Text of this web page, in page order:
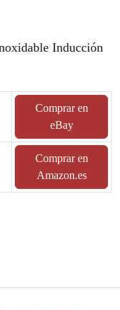
Inducción
Comprar en
eBay
Comprar en
Amazon.es